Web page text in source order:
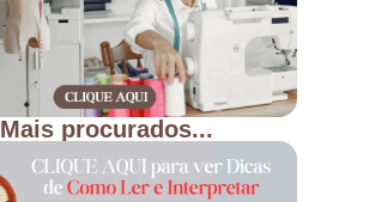
Mais procurados...